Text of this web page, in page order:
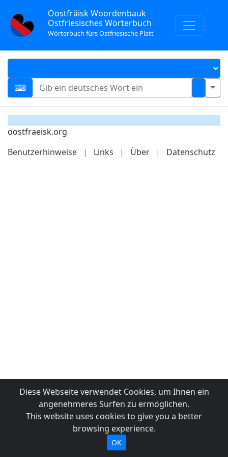
Oostfräisk Woordenbauk
Ostfriesisches Wörterbuch
Wörterbuch fürs Ostfriesische Platt
oostfraeisk.org
Benutzerhinweise
| Links | Über | Datenschutz
Diese Webseite verwendet Cookies, um Ihnen ein
angenehmeres Surfen zu ermöglichen.
This website uses cookies to give you a better
browsing experience.
OK